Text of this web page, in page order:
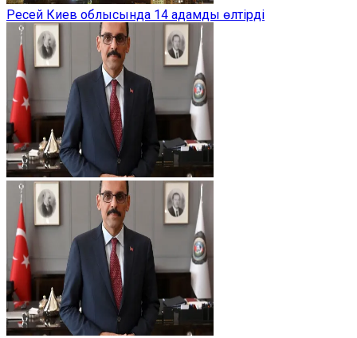
Ресей Киев облысында 14 адамды өлтірді